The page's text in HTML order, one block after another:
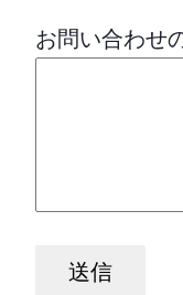
お問い合わせ
送信